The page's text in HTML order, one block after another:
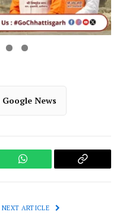
News
WhatsApp
Copy
NEXT ARTICLE